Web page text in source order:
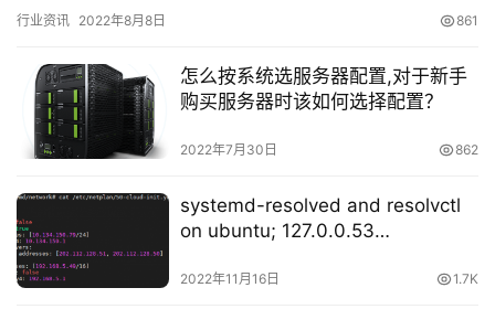
机…
行业资讯 2022年8月8日 861
怎么按系统选服务器配置,对于新手
购买服务器时该如何选择配置？
2022年7月30日 862
systemd-resolved and resolvctl
on ubuntu; 127.0.0.53
2022年11月16日 1.7K